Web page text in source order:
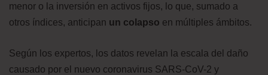
menor o la inversión en activos fijos, lo que, sumado a
otros índices, anticipan un colapso en múltiples ámbitos.
Según los expertos, los datos revelan la escala del daño
causado por el nuevo coronavirus SARS-CoV-2 y